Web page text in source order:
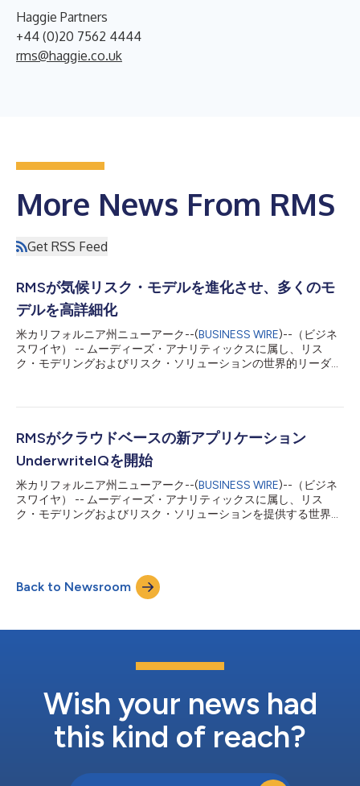
Haggie Partners
+44 (0)20 7562 4444
rms@haggie.co.uk
More News From RMS
Get RSS Feed
RMSが気候リスク・モデルを進化させ、多くのモ
デルを高詳細化
米カリフォルニア州ニューアーク--(BUSINESS WIRE)--（ビジネ
スワイヤ） -- ムーディーズ・アナリティックスに属し、リス
ク・モデリングおよびリスク・ソリューションの世界的リーダー
（HD）モデルをリリースすると発表しました。 RMS HDモデル
分析と詳細度を提供します。HD確率モデルは、モデル事象の頻
度と深刻さに関する高忠実度のシミュレーションに基づくフレー
ムワークを組み入れており、カタストロフィー・リスクの定量化
の質の大幅な進化を実現します。このフレームワークにより、比
較的規模の大きい事象全般にわたってその影響データがより現実
的に示されます。 新RMS欧州暴風HDモデルは現行モデルを一段
と強化したもので、フィンランドとリヒテンシュタインが新たに
RMSがクラウドベースの新アプリケーション
UnderwriteIQを開始
米カリフォルニア州ニューアーク--(BUSINESS WIRE)--（ビジネ
スワイヤ） -- ムーディーズ・アナリティックスに属し、リス
ク・モデリングおよびリスク・ソリューションを提供する世界有
RMSのモデル・サイエンスとデータに基づき、引受プロセスにお
ける意思決定時にハザード、エクスポージャーおよび損失データ
を統合することにより、引受担当者がリスクをより巧みに管理で
は自信を持った価格設定と一貫したリスク決定を行うことがで
ル型の統合されたRMSインテリジェント・リスク・プラットフォ
ーム（IRP）上でホストされます。このプラットフォームは、引
通じて、高分解能のリスク・インサイトを迅速に作成するための
独自および三次デー...
Back to Newsroom
Wish your news had
this kind of reach?